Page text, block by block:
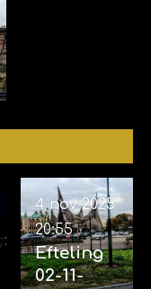
Efteling
02-11-
4 nov 2025
20:55